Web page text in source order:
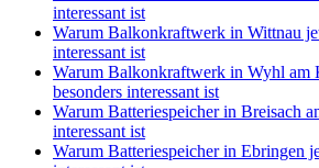
interessant ist
Warum Balkonkraftwerk in Wittnau
interessant ist
Warum Balkonkraftwerk in Wyhl am
besonders interessant ist
Warum Batteriespeicher in Breisach
interessant ist
Warum Batteriespeicher in Ebringen